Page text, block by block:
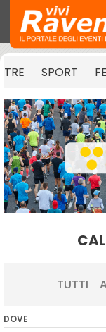
SPORT
TUTTI
DOVE